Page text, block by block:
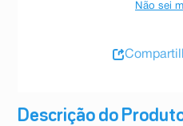
Descrição do
Não sei